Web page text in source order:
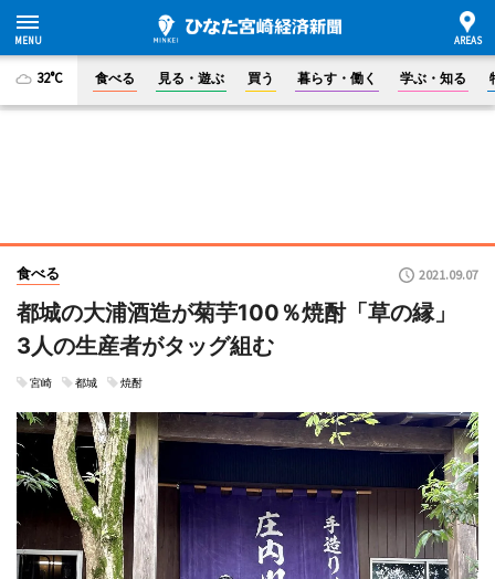
32°C 食べる 見る・遊ぶ 買う 暮らす・働く 学ぶ・知る
食べる 2021.09.07
都城の大浦酒造が菊芋100％焼酎「草の縁」
3人の生産者がタッグ組む
宮崎 都城 焼酎